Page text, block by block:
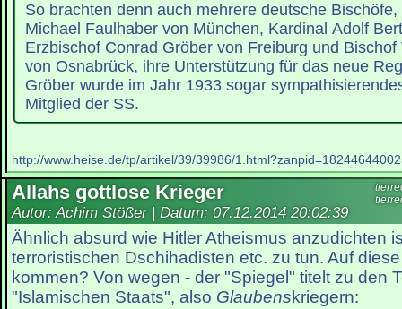
So brachten denn auch mehrere deutsche
Michael Faulhaber von München, Kardinal Adolf
Erzbischof Conrad Gröber von Freiburg und
von Osnabrück, ihre Unterstützung für das neue
Gröber wurde im Jahr 1933 sogar
Mitglied der SS.
http://www.heise.de/tp/artikel/39/39986/
Allahs gottlose Krieger
Autor: Achim Stößer | Datum: 07.12.2014 20:02:39
Ähnlich absurd wie Hitler Atheismus anzudichten
terroristischen Dschihadisten etc. zu tun. Auf
kommen? Von wegen - der "Spiegel" titelt zu den
"Islamischen Staats", also Glaubenskriegern: